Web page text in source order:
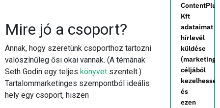
Mire jó a csoport?
Annak, hogy szeretünk csoporthoz tartozni
valószínűleg ősi okai vannak. (A témának
Seth Godin egy teljes könyvet szentelt.)
Tartalommarketinges szempontból ideális
hely egy csoport, hiszen
ContentPlus
Kft
adataimat
hírlevél
küldése
(marketing)
céljából
kezelhesse,
és
ezen